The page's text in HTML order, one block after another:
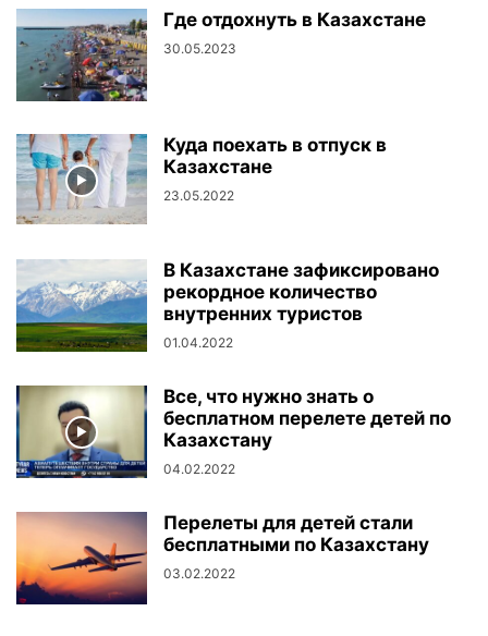
Где отдохнуть в Казахстане
30.05.2023
Куда поехать в отпуск в
Казахстане
23.05.2022
В Казахстане зафиксировано
рекордное количество
внутренних туристов
01.04.2022
Все, что нужно знать о
бесплатном перелете детей по
Казахстану
04.02.2022
Перелеты для детей стали
бесплатными по Казахстану
03.02.2022